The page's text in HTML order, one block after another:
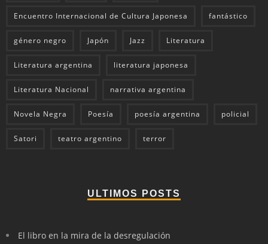
Encuentro Internacional de Cultura Japonesa fantástico
género negro Japón Jazz Literatura
Literatura argentina literatura japonesa
Literatura Nacional narrativa argentina
Novela Negra Poesía poesía argentina policial
Satori teatro argentino terror
ULTIMOS POSTS
El libro en la mira de la desregulación